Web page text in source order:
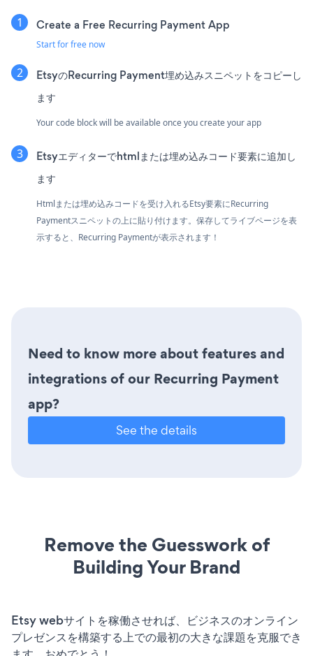
Create a Free Recurring Payment App
Start for free now
EtsyのRecurring Payment埋め込みスニペットをコピーし
ます
Your code block will be available once you create your app
Etsyエディターでhtmlまたは埋め込みコード要素に追加し
ます
Htmlまたは埋め込みコードを受け入れるEtsy要素にRecurring
Paymentスニペットの上に貼り付けます。保存してライブページを表
示すると、Recurring Paymentが表示されます！
Need to know more about features and
integrations of our Recurring Payment
app?
See the details
Remove the Guesswork of
Building Your Brand
Etsy webサイトを稼働させれば、ビジネスのオンライン
プレゼンスを構築する上での最初の大きな課題を克服でき